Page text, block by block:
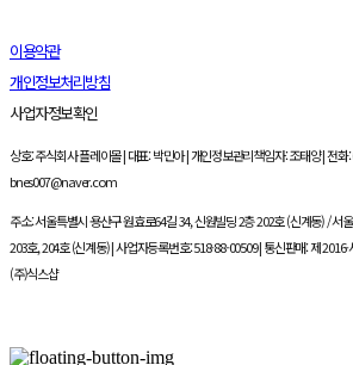
이용약관
개인정보처리방침
사업자정보확인
상호: 주식회사 플레이몰 | 대표: 박민아 | 개인정보관리책임자: 조태양 | 전화
bnes007@naver.com
주소: 서울특별시 용산구 원효로64길 34, 신원빌딩 2층 202호 (신계동) / 서
203호, 204호 (신계동) | 사업자등록번호:518-88-00509| 통신판매:제 2016-
(주)식스샵